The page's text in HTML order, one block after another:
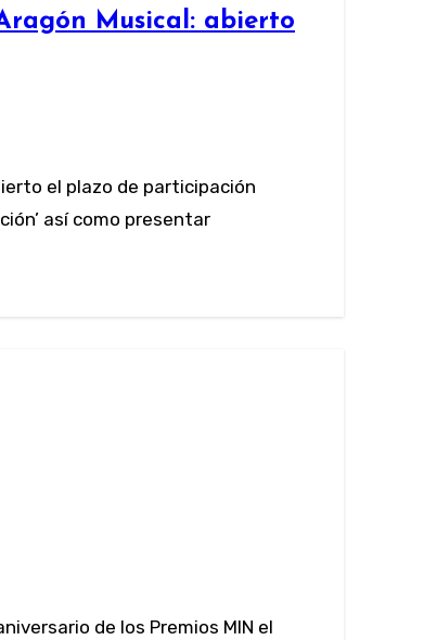
Musical: abierto
así como presentar